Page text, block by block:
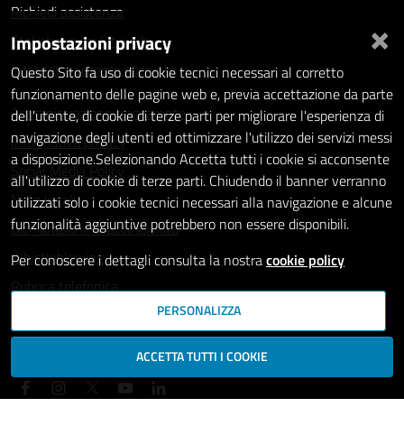
Richiedi assistenza
Statistiche dei Siti web
Intranet - accesso riservato
Amministrazione trasparente
Informativa privacy
Social Media Policy
Note legali
Dichiarazione di accessibilità
Whistleblowing
Rubrica telefonica
SEGUICI SU
×
Impostazioni privacy
Questo Sito fa uso di cookie tecnici necessari al corretto
funzionamento delle pagine web e, previa accettazione da parte
dell'utente, di cookie di terze parti per migliorare l'esperienza di
navigazione degli utenti ed ottimizzare l'utilizzo dei servizi messi
a disposizione.Selezionando Accetta tutti i cookie si acconsente
all'utilizzo di cookie di terze parti. Chiudendo il banner verranno
utilizzati solo i cookie tecnici necessari alla navigazione e alcune
funzionalità aggiuntive potrebbero non essere disponibili.
Per conoscere i dettagli consulta la nostracookie policy
PERSONALIZZA
ACCETTA TUTTI I COOKIE